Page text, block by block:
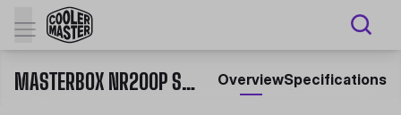
MASTERBOX NR200P SAKURA LIMITED EDITION OverviewSpecifications